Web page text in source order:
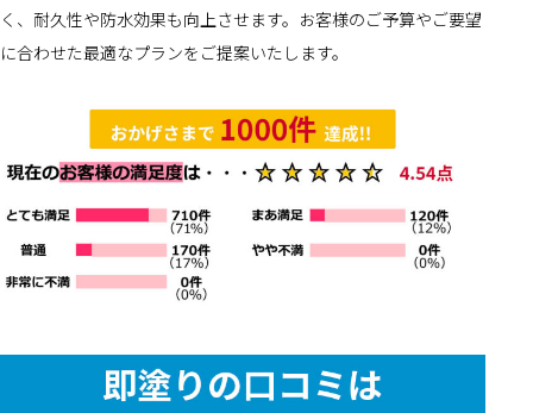
く、耐久性や防水効果も向上させます。お客様のご予算やご要望
に合わせた最適なプランをご提案いたします。